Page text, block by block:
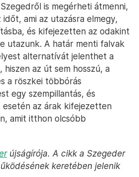
is megérheti átmenni,
időt, ami az utazásra elmegy,
és kifejezetten az odakint
utazunk. A határ menti falvak
alternatívát jelenthet a
hiszen az út sem hosszú, a
a röszkei többórás
egy szempillantás, és
az árak kifejezetten
amit itthon olcsóbb
újságírója. A cikk a Szegeder
keretében jelenik